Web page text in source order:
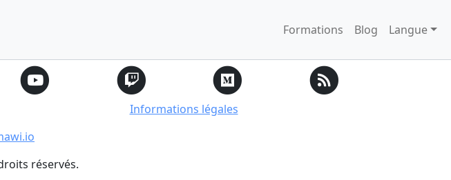
Formations Blog Langue
Informations légales
réservés.